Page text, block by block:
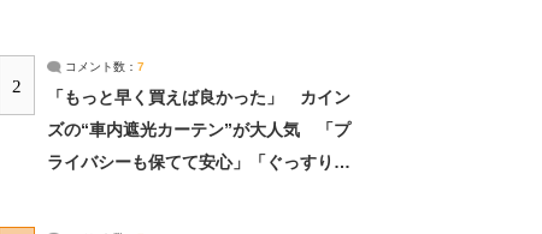
2
コメント数： 7
「もっと早く買えば良かった」 カイン
ズの“車内遮光カーテン”が大人気 「プ
ライバシーも保てて安心」「ぐっすり眠